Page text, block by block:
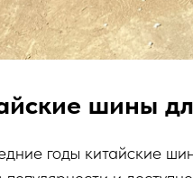
шины
годы китайские